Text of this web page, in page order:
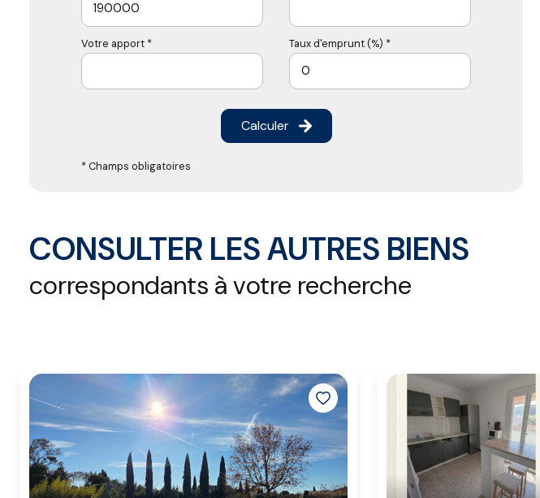
Votre apport * Taux d'emprunt (%) *
Calculer
* Champs obligatoires
CONSULTER LES AUTRES BIENS
correspondants à votre recherche